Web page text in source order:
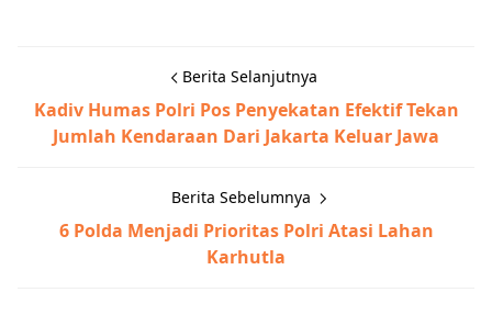
Berita Selanjutnya
Kadiv Humas Polri Pos Penyekatan Efektif Tekan
Jumlah Kendaraan Dari Jakarta Keluar Jawa
Berita Sebelumnya
6 Polda Menjadi Prioritas Polri Atasi Lahan
Karhutla